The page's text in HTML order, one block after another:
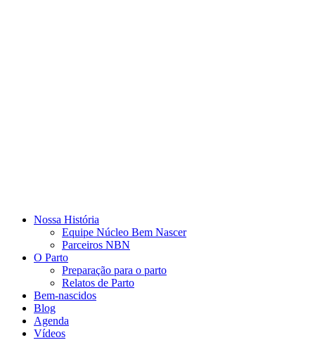
Nossa História
Equipe Núcleo Bem Nascer
Parceiros NBN
O Parto
Preparação para o parto
Relatos de Parto
Bem-nascidos
Blog
Agenda
Vídeos